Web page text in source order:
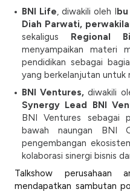
BNI Life, diwakili oleh I
Diah Parwati,
sekaligus Regional
menyampaikan materi
pendidikan sebagai
yang berkelanjutan untuk
BNI Ventures, diwakili
Synergy Lead BNI
BNI Ventures sebagai
bawah naungan BNI
pengembangan
kolaborasi sinergi bisnis
Talkshow
mendapatkan sambutan